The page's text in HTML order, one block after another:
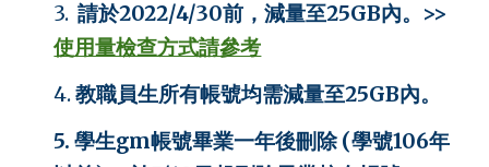
3.請於2022/4/30前，減量至25GB內。 >>
使用量檢查方式請參考
4.教職員生所有帳號均需減量至25GB內。
5. 學生gm帳號畢業一年後刪除 (學號106年